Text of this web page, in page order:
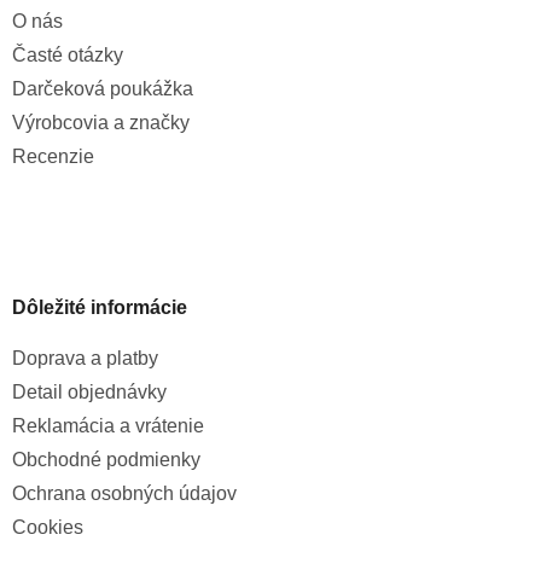
O nás
Časté otázky
Darčeková poukážka
Výrobcovia a značky
Recenzie
Dôležité informácie
Doprava a platby
Detail objednávky
Reklamácia a vrátenie
Obchodné podmienky
Ochrana osobných údajov
Cookies